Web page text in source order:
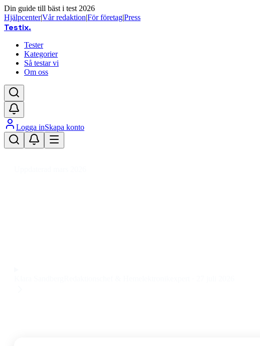
Din guide till bäst i test 2026
Hjälpcenter|Vår redaktion|För företag|Press
Testix.
Tester
Kategorier
Så testar vi
Om oss
Logga inSkapa konto